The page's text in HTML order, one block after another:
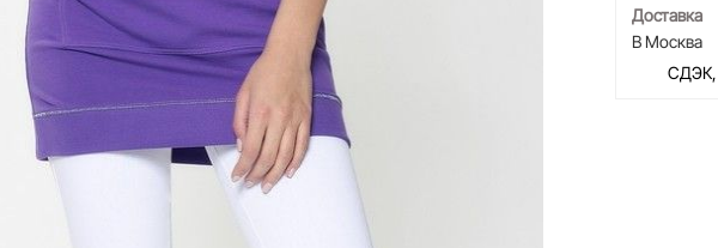
Доставка
В Москва
СДЭК,